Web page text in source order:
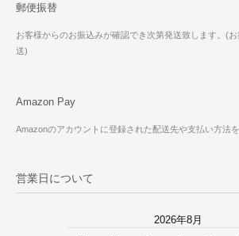
郵便振替
お客様からのお振込みが確認でき次第発送致します。(
送)
Amazon Pay
Amazonのアカウントに登録された配送先や支払い方法
営業日について
2026年8月